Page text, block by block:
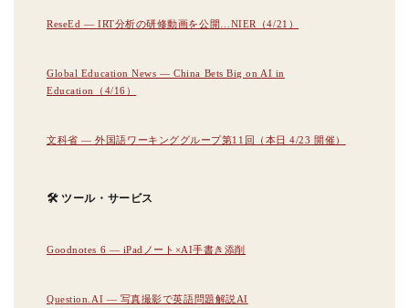
ReseEd — IRT分析の研修動画を公開…NIER（4/21）
Global Education News — China Bets Big on AI in
Education（4/16）
文科省 — 外国語ワーキンググループ第11回（本日 4/23 開催）
🛠 ツール・サービス
Goodnotes 6 — iPadノート×AI手書き添削
Question.AI — 写真撮影で英語問題解説AI